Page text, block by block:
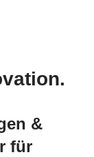
&
für